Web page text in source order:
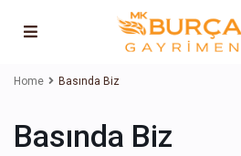
Home Basında Biz
Basında Biz